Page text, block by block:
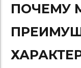
ПОЧЕМУ